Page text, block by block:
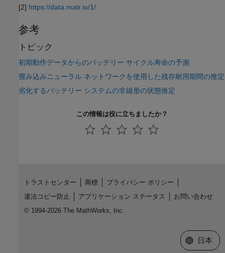
[2] https://data.matr.io/1/
参考
トピック
初期動作データからのバッテリー サイクル寿命の予測
畳み込みニューラル ネットワークを使用した残存耐用期間の推定
劣化するバッテリー システムの非線形の状態推定
この情報は役に立ちましたか？
トラストセンター 商標
プライバシー ポリシー
違法コピー防止
アプリケーション ステータス
お問い合わせ
© 1994-2026 The MathWorks, Inc.
Web サイ
日本